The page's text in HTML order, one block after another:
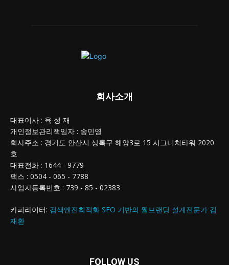
회사소개
대표이사 : 육 성 재
개인정보관리책임자 : 송민영
회사주소 : 경기도 안산시 상록구 해양3로 15 시그니처타워 2020
호
대표전화 : 1644 - 9779
팩스 : 0504 - 065 - 7788
사업자등록번호 : 739 - 85 - 02383
카피라이터: 검색엔진최적화 SEO 기반의 웹브랜딩 설계전문가 김
재환
FOLLOW US